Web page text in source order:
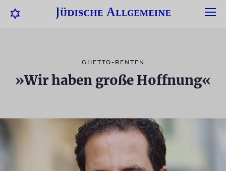
GHETTO-RENTEN
»Wir haben große Hoffnung«